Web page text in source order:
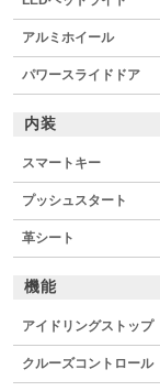
アルミホイール
パワースライドドア
内装
スマートキー
プッシュスタート
革シート
機能
アイドリングストップ
クルーズコントロール